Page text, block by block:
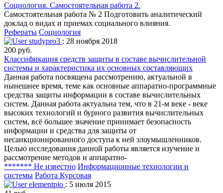
Социология. Самостоятельная работа 2.
Самостоятельная работа № 2 Подготовить аналитический
доклад о видах и приемах социального влияния.
Рефераты Социология
studypro3 : 28 ноября 2018
200 руб.
Классификация средств защиты в составе вычислительной
системы и характеристика их основных составляющих
Данная работа посвящена рассмотрению, актуальной в
нынешнее время, теме как основные аппаратно-программные
средства защиты информации в составе вычислительных
систем. Данная работа актуальна тем, что в 21-м веке - веке
высоких технологий и бурного развития вычислительных
систем, всё большее значение принимает безопасность
информации и средства для защиты от
несанкционированного доступа к ней злоумышленников.
Целью исследования данной работы является изучение и
рассмотрение методов и аппаратно-
******* Не известно Информационные технологии и
системы Работа Курсовая
elementpio : 5 июля 2015